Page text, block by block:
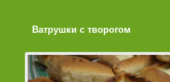
Ватрушки с творогом